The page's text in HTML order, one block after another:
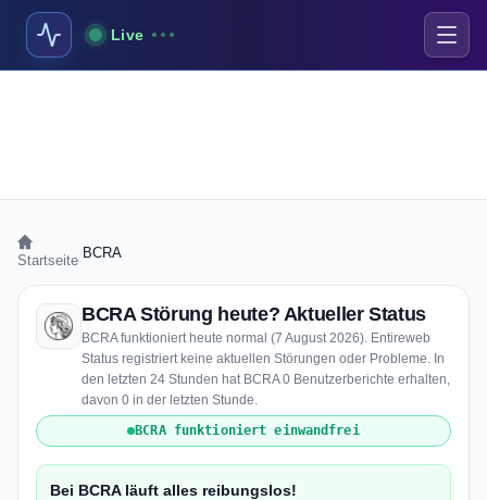
Live
Startseite BCRA
BCRA Störung heute? Aktueller Status
BCRA funktioniert heute normal (7 August 2026). Entireweb
Status registriert keine aktuellen Störungen oder Probleme. In
den letzten 24 Stunden hat BCRA 0 Benutzerberichte erhalten,
davon 0 in der letzten Stunde.
BCRA funktioniert einwandfrei
Bei BCRA läuft alles reibungslos!